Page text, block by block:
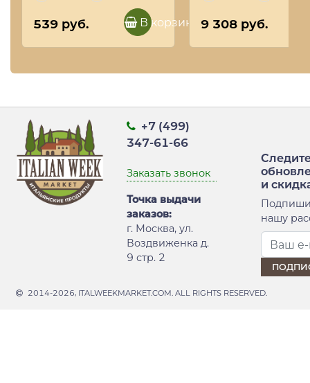
539 руб. В корзину 9 308 руб.
+7 (499)
347-61-66
Заказать звонок
Точка выдачи
заказов:
г. Москва, ул.
Воздвиженка д.
9 стр. 2
и
нашу
2014-2026, ITALWEEKMARKET.COM. ALL RIGHTS RESERVED.